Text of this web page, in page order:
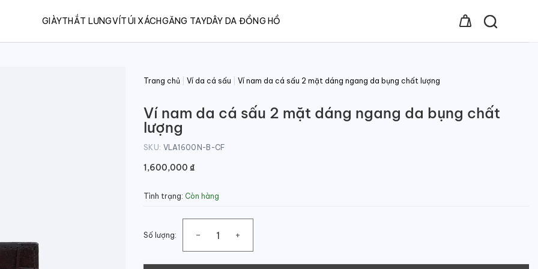
GIÀYTHẮT LƯNGVÍTÚI XÁCHGĂNG TAYDÂY DA ĐỒNG HỒ
Trang chủ Ví da cá sấu Ví nam da cá sấu 2 mặt dáng ngang da bụng chất lượng
Ví nam da cá sấu 2 mặt dáng ngang da bụng chất
lượng
SKU: VLA1600N-B-CF
1,600,000 ₫
Tình trạng: Còn hàng
Số lượng:
Ví nam da cá sấu 2 mặt dáng ngang da bụng chất lượng số lượng